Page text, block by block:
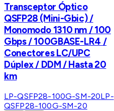
Transceptor Óptico
QSFP28 (Mini-Gbic) /
Monomodo 1310 nm / 100
Gbps / 100GBASE-LR4 /
Conectores LC/UPC
Dúplex / DDM / Hasta 20
km
LP-QSFP28-100G-SM-20LP-
QSFP28-100G-SM-20